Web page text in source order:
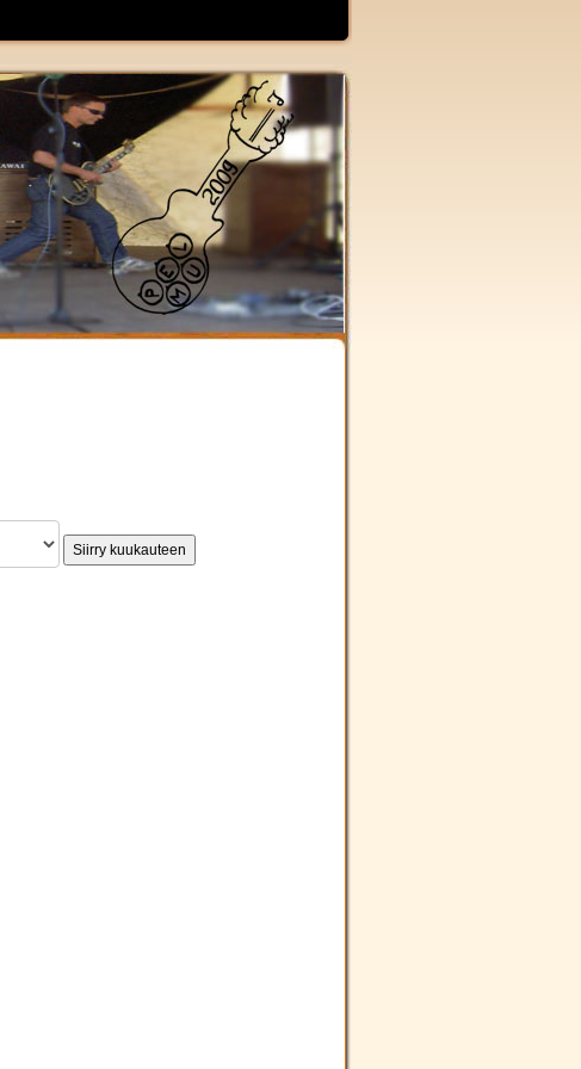
Siirry kuukauteen